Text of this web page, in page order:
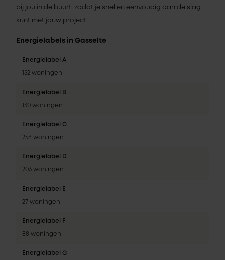
bij jou in de buurt, zodat je snel en eenvoudig aan de slag
kunt met jouw project.
Energielabels in Gasselte
Energielabel A
152 woningen
Energielabel B
130 woningen
Energielabel C
258 woningen
Energielabel D
203 woningen
Energielabel E
27 woningen
Energielabel F
88 woningen
Energielabel G